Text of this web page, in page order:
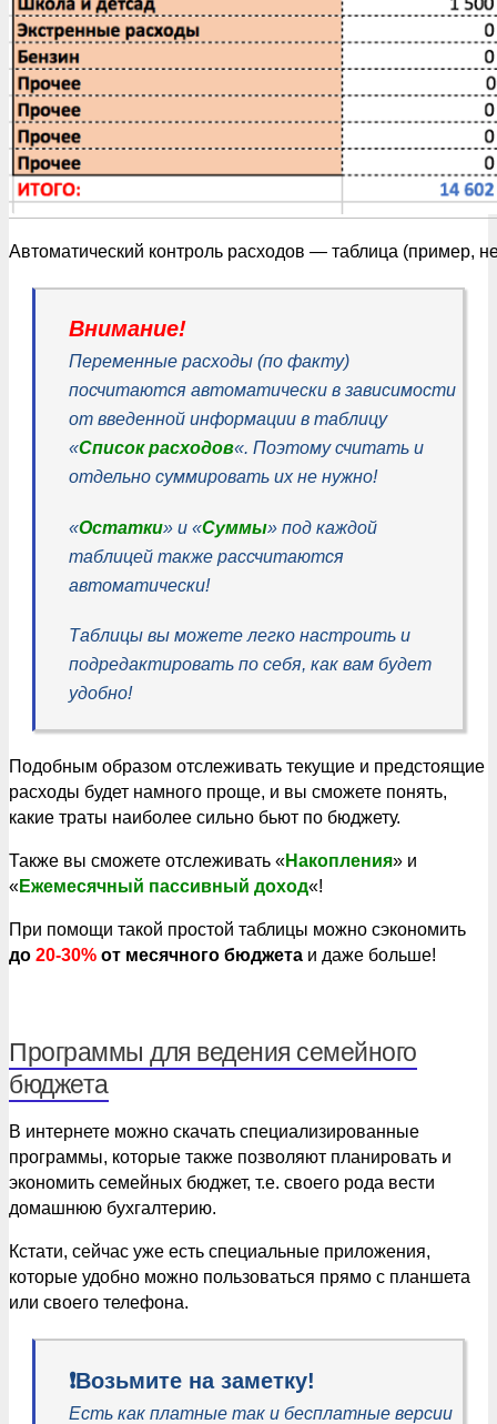
Автоматический контроль расходов — таблица (пример,
Внимание!
Переменные расходы (по факту)
посчитаются автоматически в зависимости
от введенной информации в таблицу
«Список расходов«. Поэтому считать и
отдельно суммировать их не нужно!
«Остатки» и «Суммы» под каждой
таблицей также рассчитаются
автоматически!
Таблицы вы можете легко настроить и
подредактировать по себя, как вам будет
удобно!
Подобным образом отслеживать текущие и предстоящие
расходы будет намного проще, и вы сможете понять,
какие траты наиболее сильно бьют по бюджету.
Также вы сможете отслеживать «Накопления» и
«Ежемесячный пассивный доход«!
При помощи такой простой таблицы можно сэкономить
до 20-30% от месячного бюджета и даже больше!
Программы для ведения семейного
бюджета
В интернете можно скачать специализированные
программы, которые также позволяют планировать и
экономить семейных бюджет, т.е. своего рода вести
домашнюю бухгалтерию.
Кстати, сейчас уже есть специальные приложения,
которые удобно можно пользоваться прямо с планшета
или своего телефона.
❗️Возьмите на заметку!
Есть как платные так и бесплатные версии